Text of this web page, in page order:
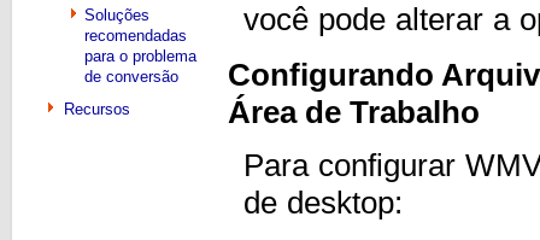
Soluções
recomendadas
para o problema
de conversão
Recursos
você pode alterar a
Configurando
Área de Trabalho
Para configurar
de desktop: